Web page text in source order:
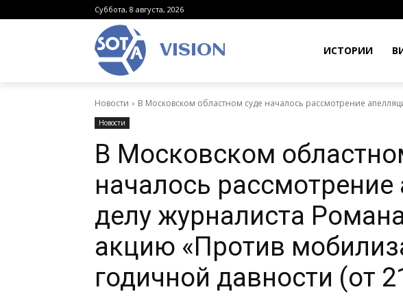
Суббота, 8 августа, 2026
VISION ИСТОРИИ
Новости В Московском областном суде началось рассмотрение
Новости
В Московском
началось
делу журналиста
акцию «Против
годичной давности (от